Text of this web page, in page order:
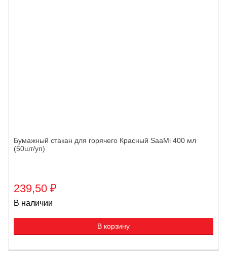
Бумажный стакан для горячего Красный SaaMi 400 мл
(50шт/уп)
239,50 ₽
В наличии
В корзину